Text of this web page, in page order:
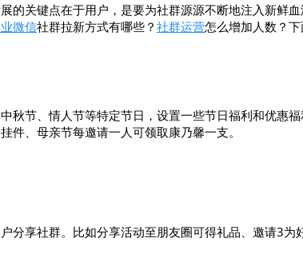
的关键点在于用户，是要为社群源源不断地注入新鲜血
微信社群拉新方式有哪些？ 社群运营怎么增加人数？
秋节、情人节等特定节日，设置一些节日福利和优惠福
件、母亲节每邀请一人可领取康乃馨一支。
分享社群。比如分享活动至朋友圈可得礼品、邀请3为